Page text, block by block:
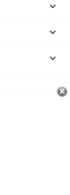


